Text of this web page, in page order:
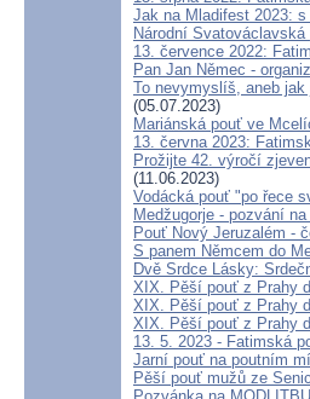
Jak na Mladifest 2023:
Národní Svatováclavská
13. července 2022:
Pan Jan Němec -
To nevymyslíš, aneb
(05.07.2023)
Mariánská pouť ve
13. června 2023:
Prožijte 42. výročí
(11.06.2023)
Vodácká pouť "po řece
Medžugorje - pozvání
Pouť Nový Jeruzalém -
S panem Němcem do
Dvě Srdce Lásky:
XIX. Pěší pouť z Prahy
XIX. Pěší pouť z Prahy
XIX. Pěší pouť z Prahy
13. 5. 2023 - Fatimská
Jarní pouť na poutním
Pěší pouť mužů ze